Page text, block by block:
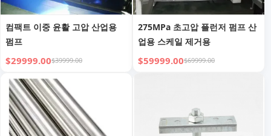
컴팩트 이중 윤활 고압 산업용
펌프
$29999.00$39999.00
275MPa 초고압 플런저 펌프 산
업용 스케일 제거용
$59999.00$69999.00